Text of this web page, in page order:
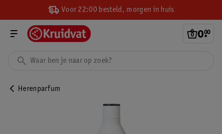
Voor 22:00 besteld, morgen in huis
0.
00
Herenparfum